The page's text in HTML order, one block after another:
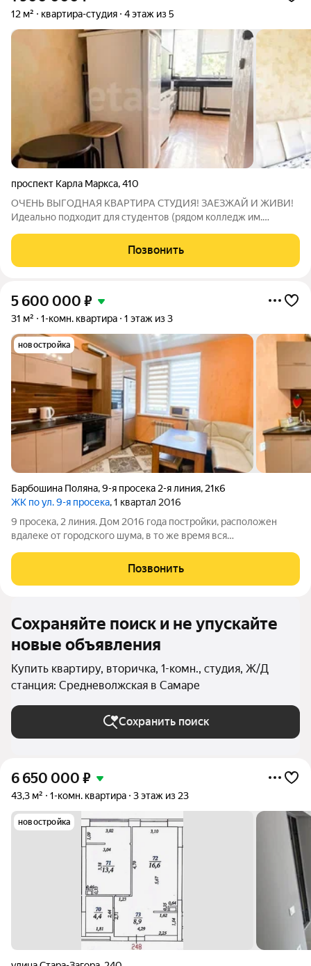
12 м² квартира-студия 4 этаж из 5
проспект Карла Маркса,410
ОЧЕНЬ ВЫГОДНАЯ КВАРТИРА СТУДИЯ! ЗАЕЗЖАЙ И ЖИВИ!
Идеально подходит для студентов (рядом колледж им.
сразу с мебелью и техникой! Редкая квартира студия, которая
подходит в ипотеку. Не доля,
Позвонить
5 600 000 ₽
31 м² 1-комн. квартира 1 этаж из 3
новостройка
Барбошина Поляна,9-я просека 2-я линия, 21к6
ЖК по ул. 9-я просека, 1 квартал 2016
9 просека, 2 линия. Дом 2016 года постройки, расположен
вдалеке от городского шума, в то же время вся
с/узел совмещен, душевая кабина. Окна во двор. Хорошее
жилое состояние, пластиковые
Позвонить
Сохраняйте поиск и не упускайте
новые объявления
Купить квартиру, вторичка, 1-комн., студия, Ж/Д
станция: Средневолжская в Самаре
Сохранить поиск
6 650 000 ₽
43,3 м² 1-комн. квартира 3 этаж из 23
новостройка